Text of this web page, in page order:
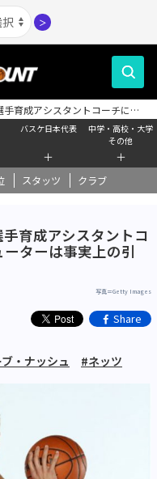
＞
バスケ日本代表
＋
中学・高校・大学
その他
＋
スタッツ クラブ
育成アシスタントコーチに就
？
育成アシスタントコ
ターは事実上の引
写真＝Getty Images
Share
・ナッシュ #ネッツ